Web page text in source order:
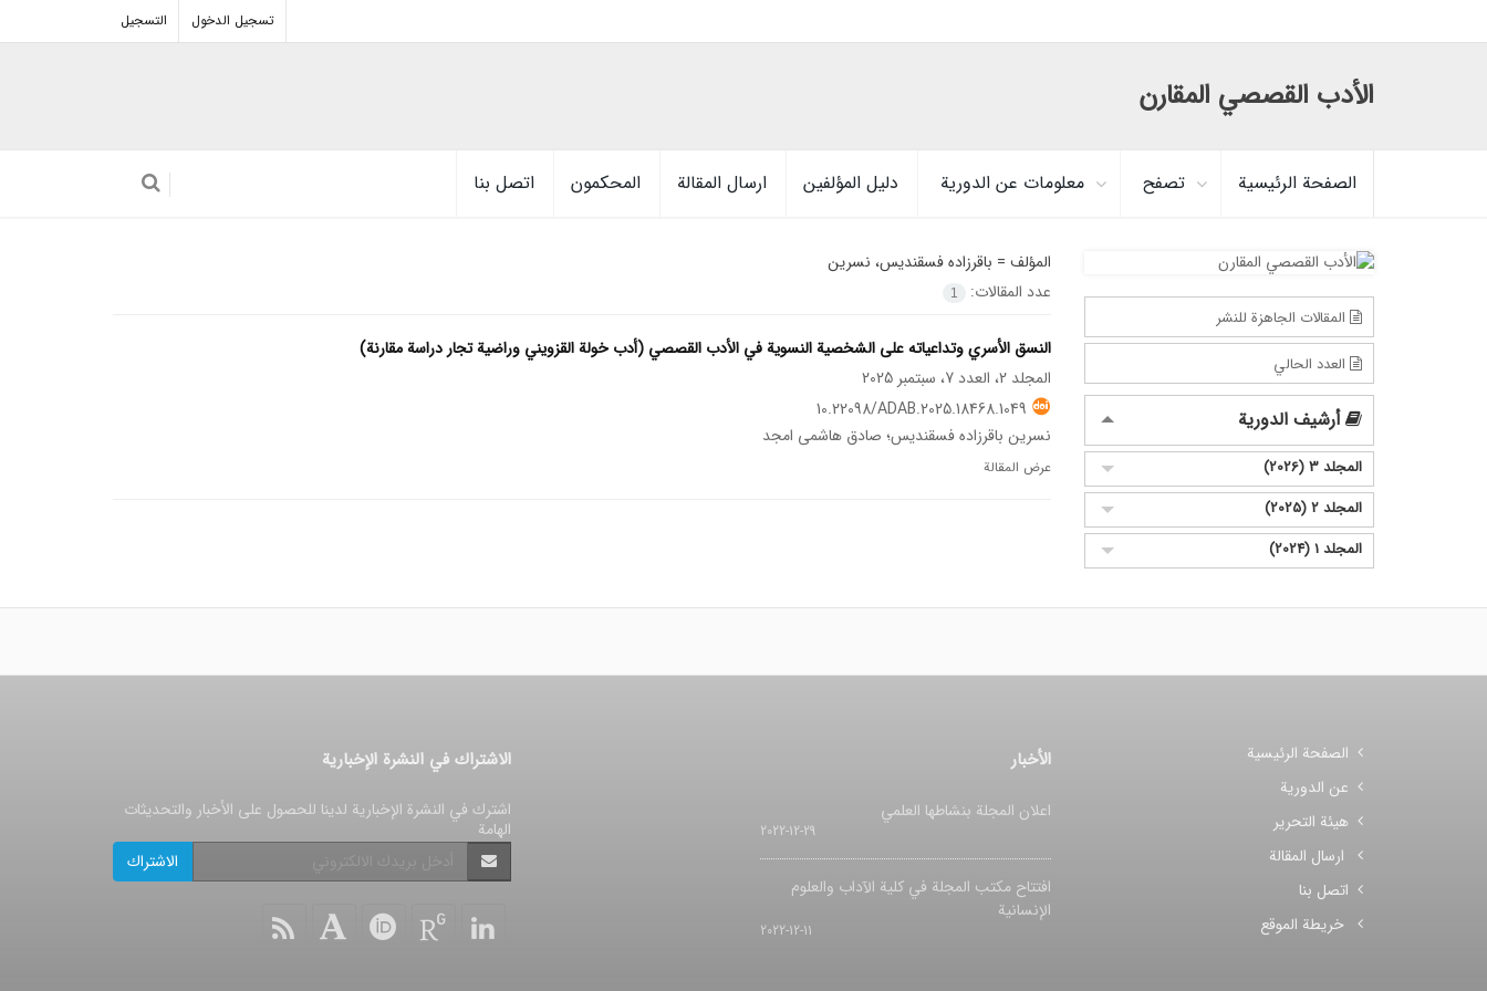
تسجيل الدخول التسجيل
الأدب القصصي المقارن
الصفحة الرئيسية تصفح معلومات عن الدورية دليل المؤلفين ارسال المقالة المحكمون اتصل بنا
المؤلف = باقرزاده فسقندیس، نسرین
عدد المقالات:
1
النسق الأسري وتداعیاته علی الشخصیة النسویة في الأدب القصصي (أدب خولة القزویني وراضیة تجار دراسة مقارنة)
المجلد 2، العدد 7، سبتمبر 2025
10.22098/ADAB.2025.18468.1049
نسرین باقرزاده فسقندیس؛ صادق هاشمی امجد
عرض المقالة
المقالات الجاهزة للنشر
العدد الحالي
أرشيف الدورية
المجلد 3 (2026)
المجلد 2 (2025)
المجلد 1 (2024)
الصفحة الرئيسية
عن الدورية
هيئة التحرير
ارسال المقالة
اتصل بنا
خريطة الموقع
الأخبار
اعلان المجلة بنشاطها العلمي
2022-12-29
افتتاح مکتب المجلة في کلیة الآداب والعلوم
الإنسانیة
2022-12-11
الاشتراك في النشرة الإخبارية
اشترك في النشرة الإخبارية لدينا للحصول على الأخبار والتحديثات
الهامة
الاشتراك